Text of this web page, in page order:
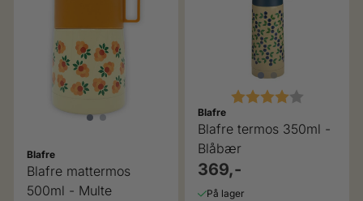
Blafre
Blafre mattermos
500ml - Multe
Karakter:
Blafre
Blafre termos 350ml -
Blåbær
369,-
På lager